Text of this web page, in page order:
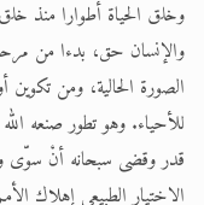
وخلق الحياة أطوارا منذ
والإنسان حق، بدءا من
الصورة الحالية، ومن
للأحياء. وهو تطور صنعه
قدر وقضى سبحانه أنْ سوّى
الاختيار الطبيعي إهلاك